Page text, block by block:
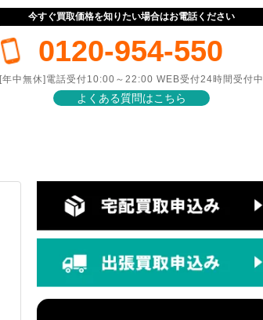
今すぐ買取価格を知りたい場合はお電話ください
0120-954-550
[年中無休]電話受付10:00～22:00 WEB受付24時間受付中
よくある質問はこちら